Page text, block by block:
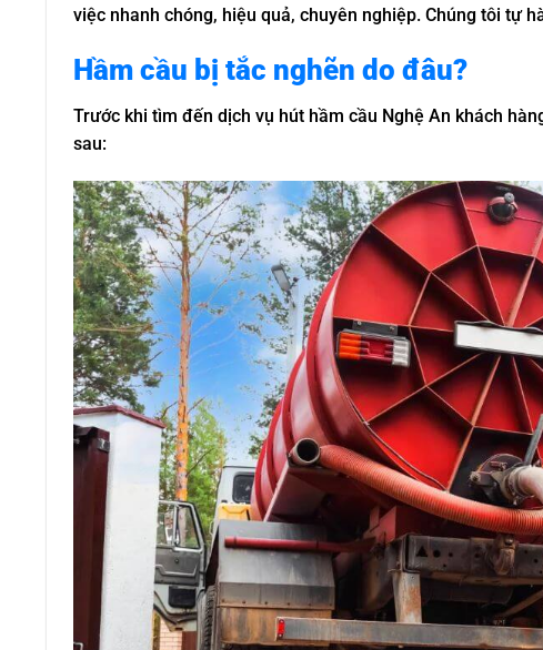
Thông tin liên hệ
việc nhanh chóng, hiệu quả, chuyên nghiệp. Chúng tôi tự
Hầm cầu bị tắc nghẽn do đâu?
Trước khi tìm đến dịch vụ hút hầm cầu Nghệ An khách
sau: